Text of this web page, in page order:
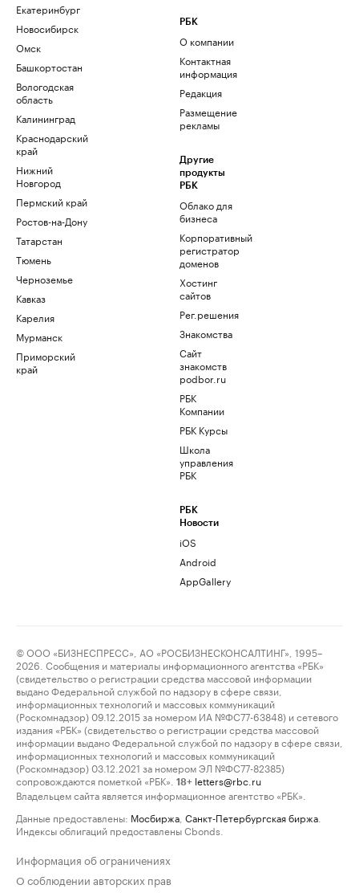
Екатеринбург
Новосибирск
Омск
Башкортостан
Вологодская
область
Калининград
Краснодарский
край
Нижний
Новгород
Пермский край
Ростов-на-Дону
Татарстан
Тюмень
Черноземье
Кавказ
Карелия
Мурманск
Приморский
край
РБК
О компании
Контактная
информация
Редакция
Размещение
рекламы
Другие
продукты
РБК
Облако для
бизнеса
Корпоративный
регистратор
доменов
Хостинг
сайтов
Рег.решения
Знакомства
Сайт
знакомств
podbor.ru
РБК
Компании
РБК Курсы
Школа
управления
РБК
РБК
Новости
iOS
Android
AppGallery
© ООО «БИЗНЕСПРЕСС», АО «РОСБИЗНЕСКОНСАЛТИНГ», 1995–
2026. Сообщения и материалы информационного агентства «РБК»
(свидетельство о регистрации средства массовой информации
выдано Федеральной службой по надзору в сфере связи,
информационных технологий и массовых коммуникаций
(Роскомнадзор) 09.12.2015 за номером ИА №ФС77-63848) и сетевого
издания «РБК» (свидетельство о регистрации средства массовой
информации выдано Федеральной службой по надзору в сфере связи,
информационных технологий и массовых коммуникаций
(Роскомнадзор) 03.12.2021 за номером ЭЛ №ФС77-82385)
сопровождаются пометкой «РБК».
18+ letters@rbc.ru
Владельцем сайта является информационное агентство «РБК».
Данные предоставлены: Мосбиржа Санкт-Петербургская биржа
Индексы облигаций предоставлены Cbonds.
Информация об ограничениях
О соблюдении авторских прав